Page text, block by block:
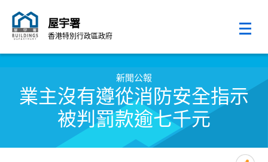
屋宇署
香港特別行政區政府
新聞公報
業主沒有遵從消防安全指示
被判罰款逾七千元